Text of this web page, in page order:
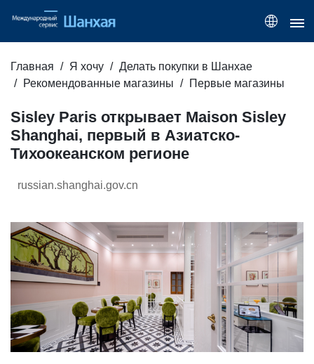
Главная Я хочу
Делать покупки в Шанхае
Рекомендованные магазины
Первые магазины
Sisley Paris открывает Maison Sisley
Shanghai, первый в Азиатско-
Тихоокеанском регионе
russian.shanghai.gov.cn